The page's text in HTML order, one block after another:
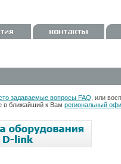
задаваемые вопросы FAQ , или
в ближайший к Вам региональный